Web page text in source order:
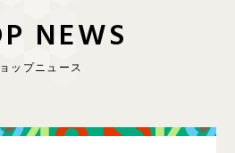
P NEWS
ップニュース